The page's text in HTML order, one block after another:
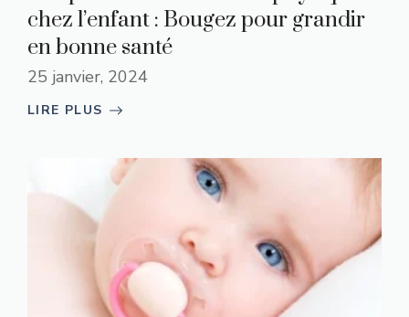
chez l’enfant : Bougez pour grandir
en bonne santé
25 janvier, 2024
LIRE PLUS